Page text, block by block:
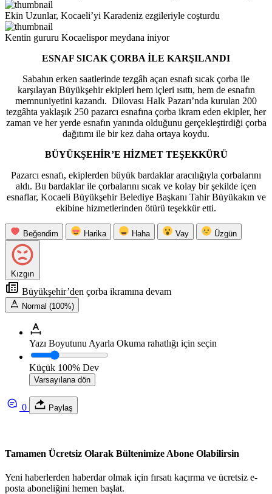
Ekin Uzunlar, Kocaeli’yi Karadeniz ezgileriyle coşturdu
Kentin gururu Kocaelispor meydana iniyor
ESNAF SICAK ÇORBA İLE KARŞILANDI
Sabahın erken saatlerinde tezgâh açan esnafı sıcak çorba ile
karşılayan Büyükşehir ekipleri hem içleri ısıttı, hem de esnafın
memnuniyetini kazandı. Dilovası Halk Pazarı’nda kurulan 200
tezgâhta yaklaşık 250 pazarcı esnafına çorba ikram eden ekipler, her
zaman ve her yerde esnafın yanında olduğunu gerçekleştirdiği çorba
dağıtımı ile bir kez daha ortaya koydu.
BÜYÜKŞEHİR’E HİZMET TEŞEKKÜRÜ
Pazarcı esnafı, ekiplerden büyük bardaklar aracılığıyla çorbalarını
aldı. Bu bardaklar ile çorbalarını sıcak ve kolay bir şekilde içen
esnaflar, Kocaeli Büyükşehir Belediye Başkanı Tahir Büyükakın ve
ekibine hizmetlerinden ötürü teşekkür etti.
Beğendim Harika Haha Vay Üzgün
Kızgın
Büyükşehir’den çorba ikramına devam
Normal (100%)
Yazı Boyutunu Ayarla Okuma rahatlığı için seçin
Küçük 100% Dev
Varsayılana dön
0 Paylaş
Tamamen Ücretsiz Olarak Bültenimize Abone Olabilirsin
Yeni haberlerden haberdar olmak için fırsatı kaçırma ve ücretsiz e-
posta aboneliğini hemen başlat.